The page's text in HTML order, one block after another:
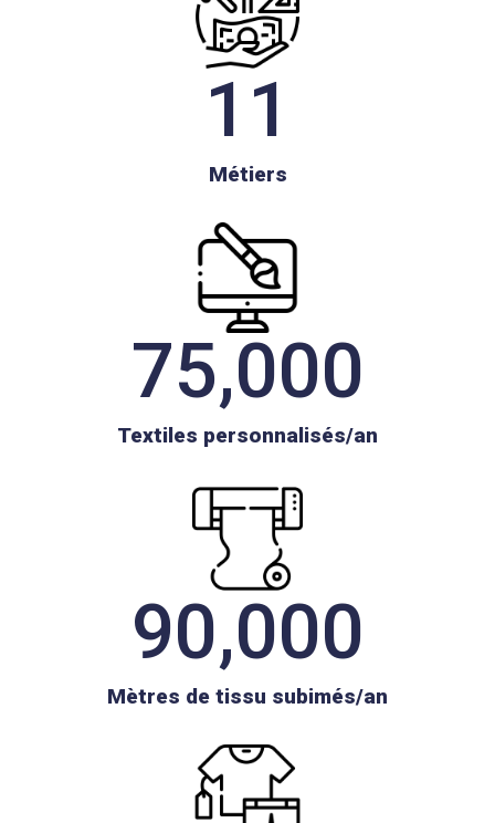
11
Métiers
75,000
Textiles personnalisés/an
90,000
Mètres de tissu subimés/an